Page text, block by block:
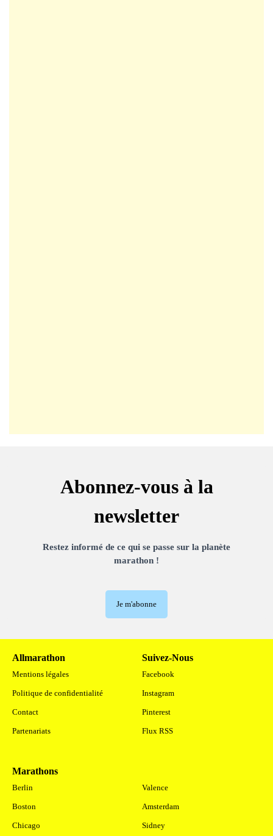
Abonnez-vous à la
newsletter
Restez informé de ce qui se passe sur la planète
marathon !
Je m'abonne
Allmarathon
Mentions légales
Politique de confidentialité
Contact
Partenariats
Suivez-Nous
Facebook
Instagram
Pinterest
Flux RSS
Marathons
Berlin
Boston
Chicago
Valence
Amsterdam
Sidney